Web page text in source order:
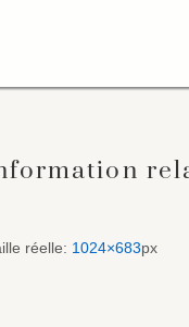
réelle: 1024×683px